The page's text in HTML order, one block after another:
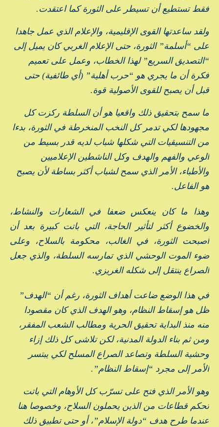
فقط تستطيع أن تسيطر على الثورة كما اعتقدت.
ولقد ساعدتها القوى الإقليمية، والإعلام الذي عمل جاهدا
على “أسلمة” الثورة، حتى الإعلام الغربي كان يميل إلى
“التصديق السريع” لهذا الخطاب، وعمل على تعميم
فكرة أن ما يجري هو “حرب أهلية” (أي طائفية) حتى
قبل أن يصبح للقوى الأصولية قوة.
ما سمح بتحقيق ذلك واقعيا هو أن السلطة ركزت كل
مجهودها لكي تدمر كل النخب المنخرطة في الثورة، بدءا
من التنسيقيات التي شكلها شباب لديه قدر بسيط من
الوعي والفهم والهدف وكل الناشطين الإعلاميين
والأطباء، الأمر الذي سمح لشباب أكثر بساطة لأن يصبح
هو الفاعل.
وهذا ما كان ينعكس ضعفا في الشعارات والنشاط،
والخضوع أكثر لتأثير الحاجة، التي باتت كبيرة بعد أن
أصبحت الثورة، في الغالب، محكومة بالسلاح، وعلى
ضوء الموت الوحشي الذي تمارسه السلطة، والذي جعل
الصراع ينتقل إلى شكله الغريزي.
في هذا الوضع ضاعت أهداف الثورة، رغم أن “الهدف”
ظل هو إسقاط النظام، وهو الهدف الذي كان مقصودا
منه منذ البداية تحقيق الحرية ومطالب الشعب المفقر،
ومن ثم بناء الدولة المدنية، لكن تلاشى كل ذلك إزاء
وحشية السلطة وتصاعد الصراع المسلح لكي يبتسر
الأمر إلى مجرد “إسقاط النظام”.
وهو الأمر الذي فتح على تسرّب كل الأوهام التي باتت
تحكم قطاعات من الذين يحملون السلاح، وخصوصا هنا
عندما طرح هدف “دولة الإسلام”، أو حتى تطبيق ذلك